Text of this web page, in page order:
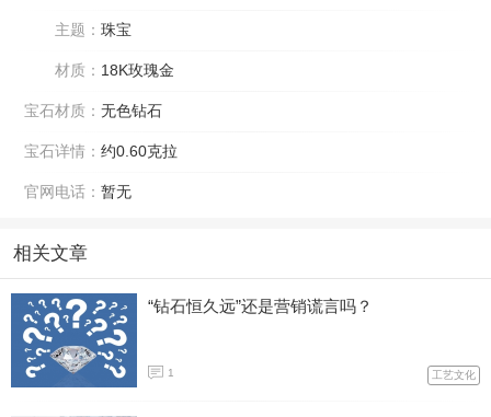
主题： 珠宝
材质： 18K玫瑰金
宝石材质： 无色钻石
宝石详情： 约0.60克拉
官网电话： 暂无
相关文章
“钻石恒久远”还是营销谎言吗？
1 工艺文化